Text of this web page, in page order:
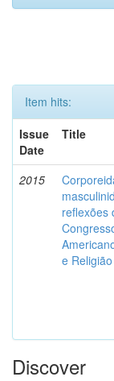
Item hits:
Issue
Date
Title
2015
reflexões
e Religião
Discover